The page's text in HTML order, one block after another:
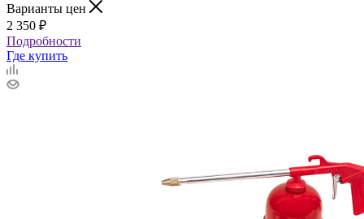
Варианты цен
2 350 ₽
Подробности
Где купить